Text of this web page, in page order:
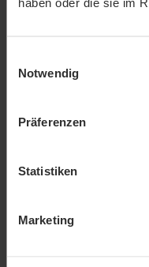
Notwendig
Präferenzen
Statistiken
Marketing